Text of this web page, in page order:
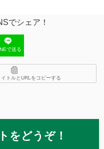
でシェア！
で送る
トルとURLをコピーする
をどうぞ！